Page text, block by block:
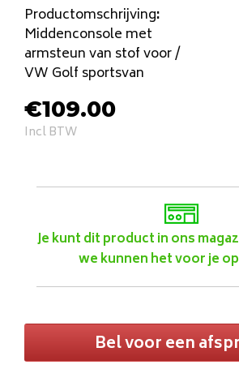
Productomschrijving:
Middenconsole met
armsteun van stof voor /
VW Golf sportsvan
€109.00
Incl BTW
Je kunt dit product in ons
we kunnen het voor je
Bel voor een